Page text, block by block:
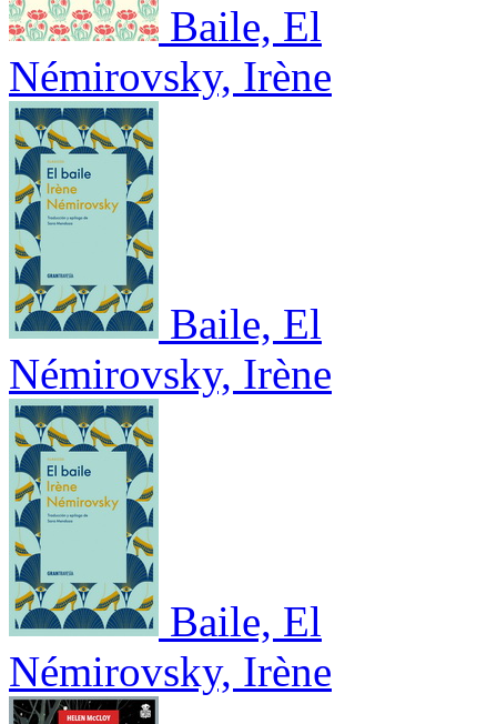
Baile, El
Némirovsky, Irène
Baile, El
Némirovsky, Irène
Baile, El
Némirovsky, Irène